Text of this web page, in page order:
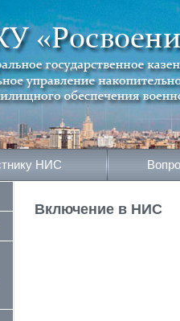
НИС
Включение в НИС